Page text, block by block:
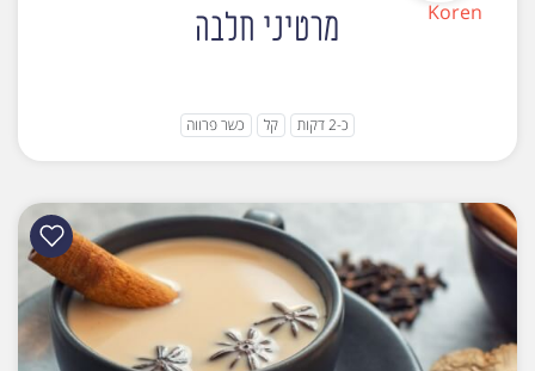
מרטיני חלבה
כ-2 דקות קל כשר פרווה